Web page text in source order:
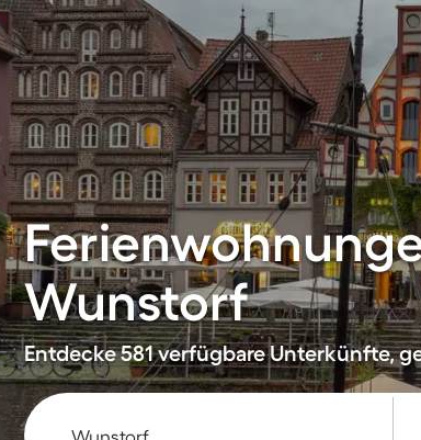
Wunstorf
Entdecke 581 verfügbare Unterkünfte,